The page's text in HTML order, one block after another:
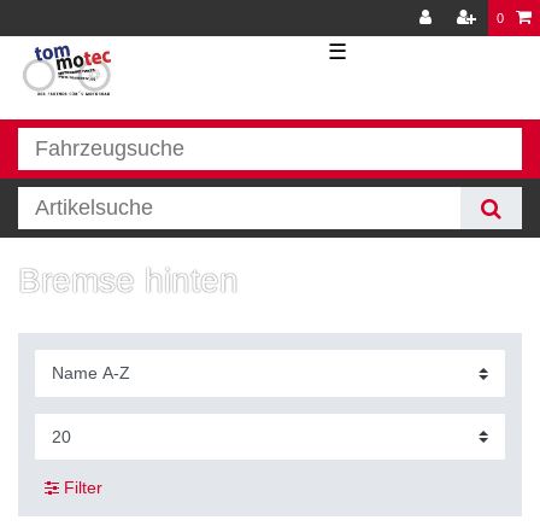
0
☰
Bremse hinten
Filter